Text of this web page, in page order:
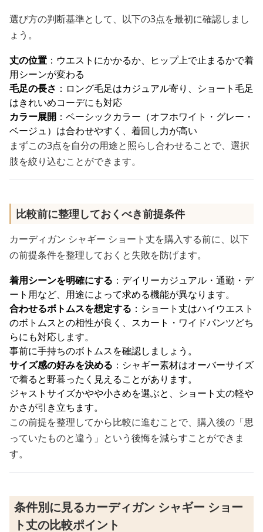
選び方の判断基準として、以下の3点を最初に確認しまし
ょう。
丈の位置 ：ウエストにかかるか、ヒップ上で止まるかで着
用シーンが変わる
毛足の長さ ：ロング毛足はカジュアル寄り、ショート毛足
はきれいめコーデにも対応
カラー展開 ：ベーシックカラー（オフホワイト・グレー・
ベージュ）は合わせやすく、着回し力が高い
まずこの3点を自分の用途と照らし合わせることで、選択
肢を絞り込むことができます。
比較前に整理しておくべき前提条件
カーディガン シャギー ショート丈を購入する前に、以下
の前提条件を整理しておくと失敗を防げます。
着用シーンを明確にする ：デイリーカジュアル・通勤・デ
ート用など、用途によって求める機能が異なります。
合わせるボトムスを想定する ：ショート丈はハイウエスト
のボトムスとの相性が良く、スカート・ワイドパンツどち
らにも対応します。
事前に手持ちのボトムスを確認しましょう。
サイズ感の好みを決める ：シャギー素材はオーバーサイズ
で着ると野暮ったく見えることがあります。
ジャストサイズかやや小さめを選ぶと、ショート丈の軽や
かさが引き立ちます。
この前提を整理してから比較に進むことで、購入後の「思
っていたものと違う」という後悔を減らすことができま
す。
条件別に見るカーディガン シャギー ショー
ト丈の比較ポイント